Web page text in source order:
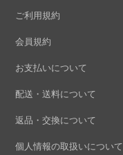
ご利用規約
会員規約
お支払いについて
配送・送料について
返品・交換について
個人情報の取扱いについて